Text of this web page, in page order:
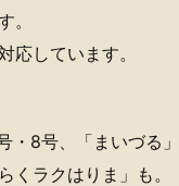
。
応しています。
8号、「まいづる
くラクはりま」も。